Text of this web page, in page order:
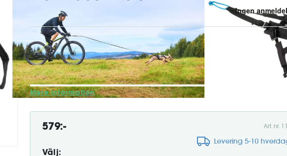
Freemotion Harness er en premiumsele designet til hunde, der elsker
det er skiløb, cykling, løb eller vandreture. Denne sele giver din hund
bevægelsesfrihed og maksimal kraftoverførsel uden at belaste nakke
ergonomisk og justerbart design er den skabt til at l...
Mere information
579:- Art. nr.
Levering 5-10
Välj: